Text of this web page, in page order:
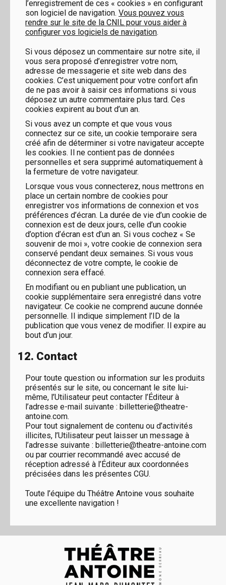
l’enregistrement de ces « cookies » en configurant
son logiciel de navigation. Vous pouvez vous
rendre sur le site de la CNIL pour vous aider à
configurer vos logiciels de navigation.
Si vous déposez un commentaire sur notre site, il
vous sera proposé d’enregistrer votre nom,
adresse de messagerie et site web dans des
cookies. C’est uniquement pour votre confort afin
de ne pas avoir à saisir ces informations si vous
déposez un autre commentaire plus tard. Ces
cookies expirent au bout d’un an.
Si vous avez un compte et que vous vous
connectez sur ce site, un cookie temporaire sera
créé afin de déterminer si votre navigateur accepte
les cookies. Il ne contient pas de données
personnelles et sera supprimé automatiquement à
la fermeture de votre navigateur.
Lorsque vous vous connecterez, nous mettrons en
place un certain nombre de cookies pour
enregistrer vos informations de connexion et vos
préférences d’écran. La durée de vie d’un cookie de
connexion est de deux jours, celle d’un cookie
d’option d’écran est d’un an. Si vous cochez « Se
souvenir de moi », votre cookie de connexion sera
conservé pendant deux semaines. Si vous vous
déconnectez de votre compte, le cookie de
connexion sera effacé.
En modifiant ou en publiant une publication, un
cookie supplémentaire sera enregistré dans votre
navigateur. Ce cookie ne comprend aucune donnée
personnelle. Il indique simplement l’ID de la
publication que vous venez de modifier. Il expire au
bout d’un jour.
12. Contact
Pour toute question ou information sur les produits
présentés sur le site, ou concernant le site lui-
même, l’Utilisateur peut contacter l’Éditeur à
l’adresse e-mail suivante : billetterie@theatre-
antoine.com.
Pour tout signalement de contenu ou d’activités
illicites, l’Utilisateur peut laisser un message à
l’adresse suivante : billetterie@theatre-antoine.com
ou par courrier recommandé avec accusé de
réception adressé à l’Éditeur aux coordonnées
précisées dans les présentes CGU.
Toute l’équipe du Théâtre Antoine vous souhaite
une excellente navigation !